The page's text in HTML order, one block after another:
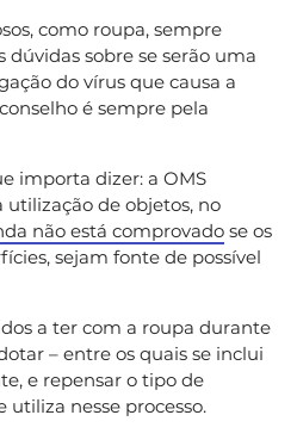
como roupa, sempre
sobre se serão uma
do vírus que causa a
é sempre pela
importa dizer: a OMS
de objetos, no
não está comprovado se os
sejam fonte de possível
a ter com a roupa durante
– entre os quais se inclui
e repensar o tipo de
nesse processo.